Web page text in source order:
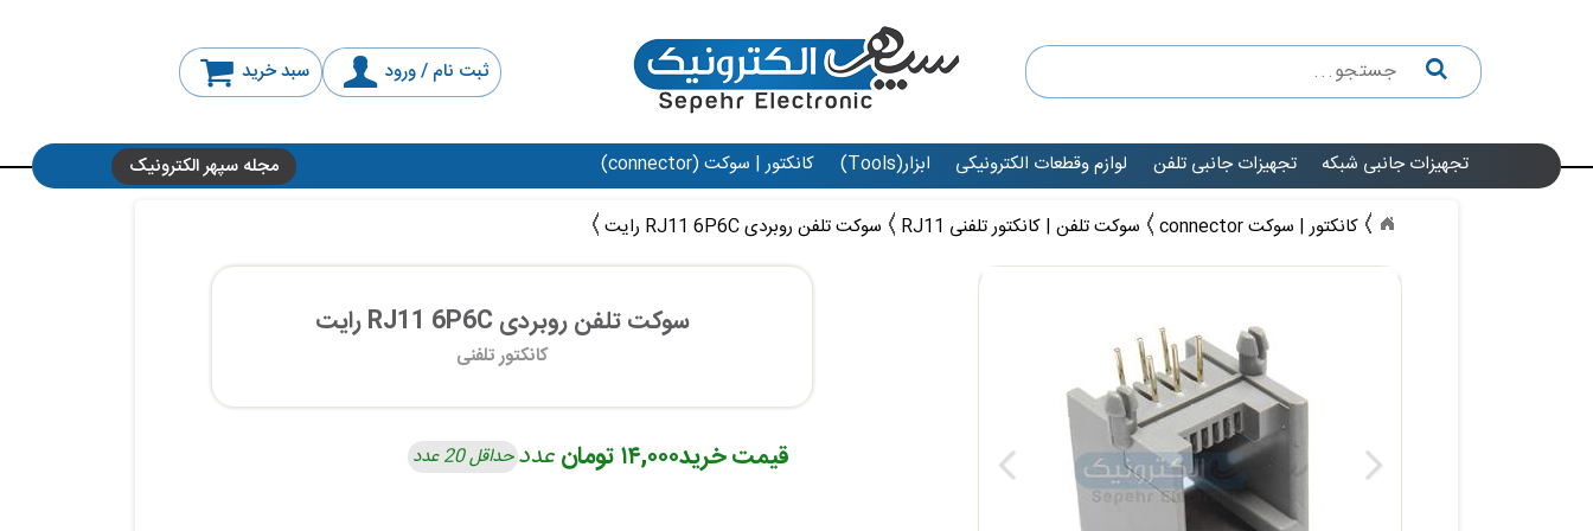
ثبت نام / ورود سبد خرید
تجهیزات جانبی شبکه تجهیزات جانبی تلفن لوازم وقطعات الکترونیکی ابزار(Tools) کانکتور | سوکت (connector) مجله سپهر الکترونیک
کانکتور | سوکت connector سوکت تلفن | کانکتور تلفنی RJ11 سوکت تلفن روبردی RJ11 6P6C رایت
سوکت تلفن روبردی RJ11 6P6C رایت
کانکتور تلفنی
قیمت خرید۱۴,۰۰۰ تومان عدد حداقل 20 عدد